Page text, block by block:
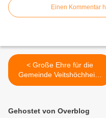
Einen Kommentar
< Große Ehre für die
Gemeinde Veitshöchheim
im Schloss Bellevue des
dem deutsch-italienischen
Gehostet von Overblog